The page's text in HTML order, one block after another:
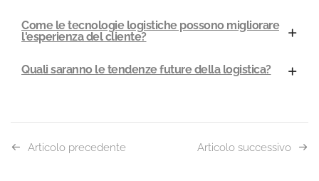
Come le tecnologie logistiche possono migliorare
l'esperienza del cliente?
Quali saranno le tendenze future della logistica?
Articolo precedente Articolo successivo